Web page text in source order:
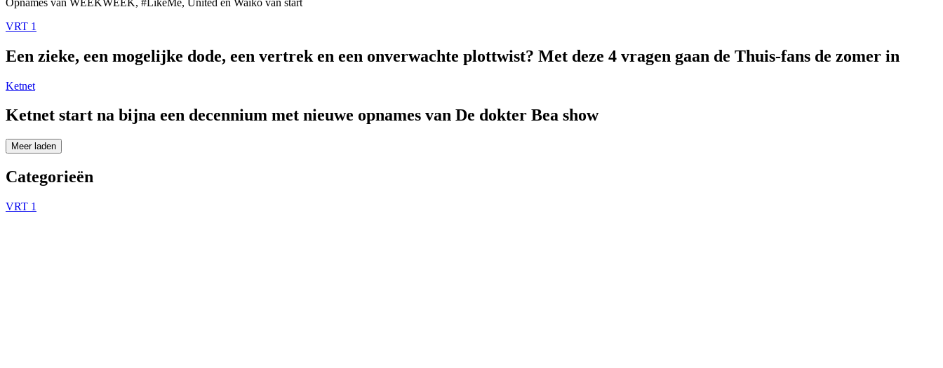
VRT 1
Een zieke, een mogelijke dode, een vertrek en een onverwachte plottwist? Met deze 4 vragen gaan de Thuis-fans de zomer in
Ketnet
Ketnet start na bijna een decennium met nieuwe opnames van De dokter Bea show
Meer laden
Categorieën
VRT 1